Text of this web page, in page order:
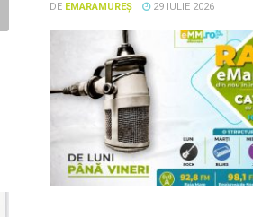
DE EMARAMUREȘ 29 IULIE 2026